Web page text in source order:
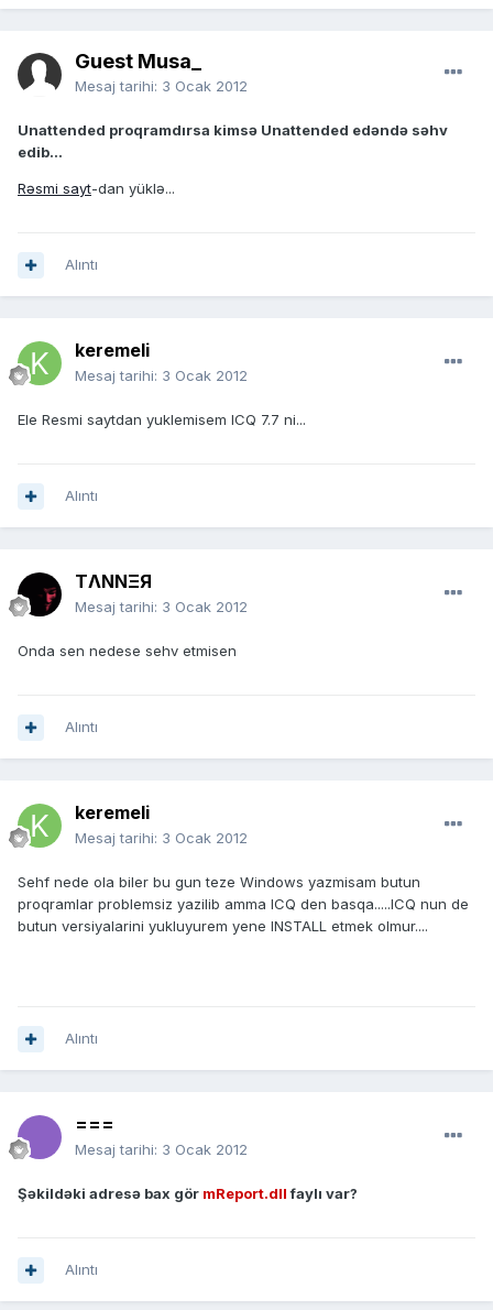
Guest Musa_
Mesaj tarihi: 3 Ocak 2012
Unattended proqramdırsa kimsə Unattended edəndə səhv
edib...
Rəsmi sayt-dan yüklə...
Alıntı
keremeli
Mesaj tarihi: 3 Ocak 2012
Ele Resmi saytdan yuklemisem ICQ 7.7 ni...
Alıntı
TΛNNΞЯ
Mesaj tarihi: 3 Ocak 2012
Onda sen nedese sehv etmisen
Alıntı
keremeli
Mesaj tarihi: 3 Ocak 2012
Sehf nede ola biler bu gun teze Windows yazmisam butun
proqramlar problemsiz yazilib amma ICQ den basqa.....ICQ nun de
butun versiyalarini yukluyurem yene INSTALL etmek olmur....
Alıntı
===
Mesaj tarihi: 3 Ocak 2012
Şəkildəki adresə bax gör mReport.dllfaylı var?
Alıntı